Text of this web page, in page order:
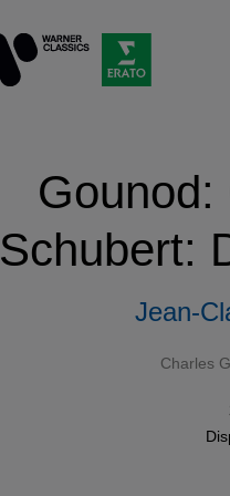
Gounod:
Schubert:
Jean-
Charles